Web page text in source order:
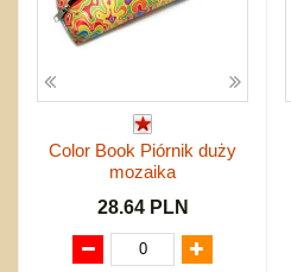
Color Book Piórnik duży
mozaika
28.64 PLN